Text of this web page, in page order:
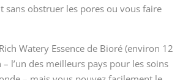
sans obstruer les pores ou vous faire
Watery Essence de Bioré (environ 12
l’un des meilleurs pays pour les soins